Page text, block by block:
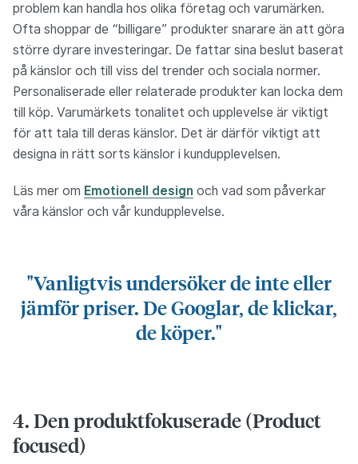
problem kan handla hos olika företag och varumärken.
Ofta shoppar de “billigare” produkter snarare än att göra
större dyrare investeringar. De fattar sina beslut baserat
på känslor och till viss del trender och sociala normer.
Personaliserade eller relaterade produkter kan locka dem
till köp. Varumärkets tonalitet och upplevelse är viktigt
för att tala till deras känslor. Det är därför viktigt att
designa in rätt sorts känslor i kundupplevelsen.
Läs mer om Emotionell design och vad som påverkar
våra känslor och vår kundupplevelse.
"Vanligtvis undersöker de inte eller
jämför priser. De Googlar, de klickar,
de köper."
4. Den produktfokuserade (Product
focused)